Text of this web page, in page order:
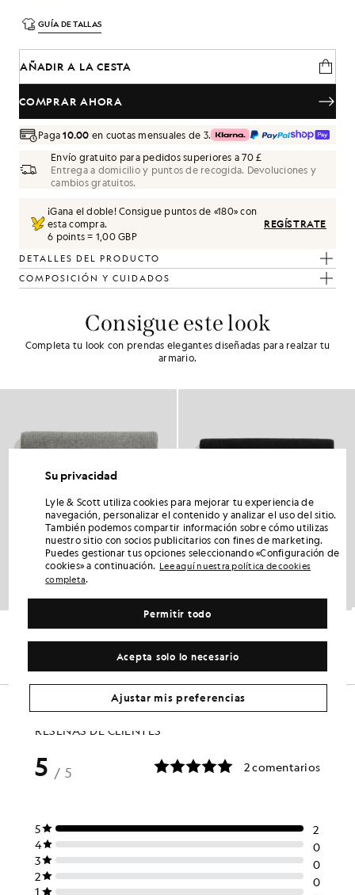
GUÍA DE TALLAS
AÑADIR A LA CESTA
COMPRAR AHORA
Paga10.00 en cuotas mensuales de 3.
Envío gratuito para pedidos superiores a 70 £
Entrega a domicilio y puntos de recogida. Devoluciones y
cambios gratuitos.
¡Gana el doble! Consigue puntos de «180» con
esta compra.
6 points = 1,00 GBP
REGÍSTRATE
DETALLES DEL PRODUCTO
COMPOSICIÓN Y CUIDADOS
Consigue este look
Completa tu look con prendas elegantes diseñadas para realzar tu
armario.
Su privacidad
Lyle & Scott utiliza cookies para mejorar tu experiencia de
navegación, personalizar el contenido y analizar el uso del sitio.
También podemos compartir información sobre cómo utilizas
nuestro sitio con socios publicitarios con fines de marketing.
Puedes gestionar tus opciones seleccionando «Configuración de
cookies» a continuación. Lee aquí nuestra política de cookies
completa.
Acepta solo lo necesario
Permitir todo
Ajustar mis preferencias